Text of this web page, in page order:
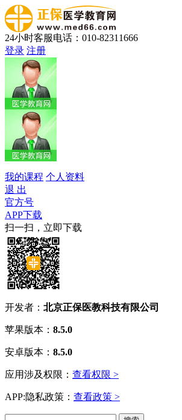
24小时客服电话：010-82311666
登录 注册
我的课程 个人资料
退 出
官方号
APP下载
扫一扫，立即下载
开发者： 北京正保医教科技有限公司
苹果版本： 8.5.0
安卓版本： 8.5.0
应用涉及权限： 查看权限 >
APP:隐私政策： 查看政策 >